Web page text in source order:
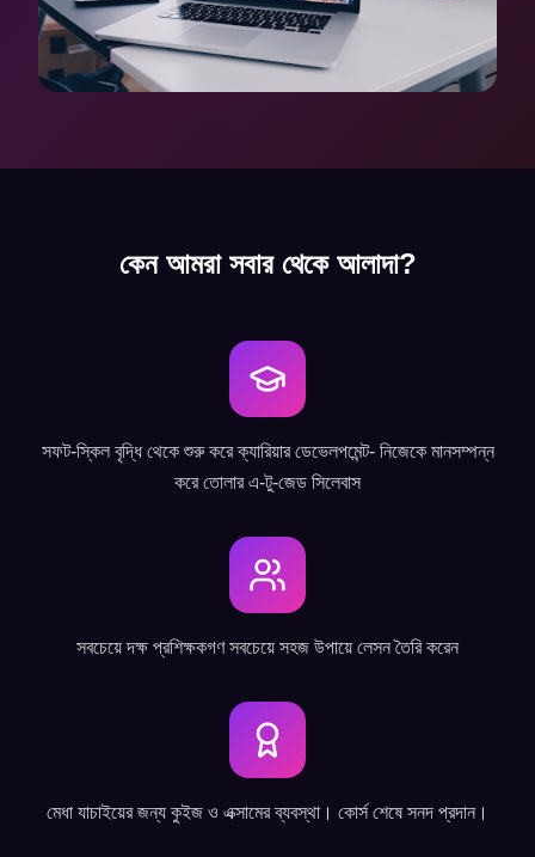
কেন আমরা সবার থেকে আলাদা?
সফট-স্কিল বৃদ্ধি থেকে শুরু করে ক্যারিয়ার ডেভেলপমেন্ট- নিজেকে মানসম্পন্ন
করে তোলার এ-টু-জেড সিলেবাস
সবচেয়ে দক্ষ প্রশিক্ষকগণ সবচেয়ে সহজ উপায়ে লেসন তৈরি করেন
মেধা যাচাইয়ের জন্য কুইজ ও এক্সামের ব্যবস্থা। কোর্স শেষে সনদ প্রদান।